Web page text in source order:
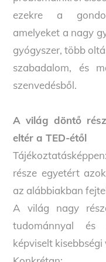
ezekre a
amelyeket a nagy
gyógyszer, több
szabadalom, és
szenvedésből.
A világ döntő
eltér a TED-étől
része egyetért
az alábbiakban
A világ nagy
tudománnyal és
képviselt kisebbségi